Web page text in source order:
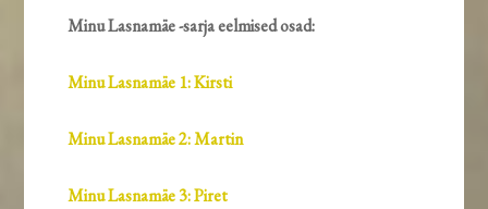
Minu Lasnamäe -sarja eelmised osad:
Minu Lasnamäe 1: Kirsti
Minu Lasnamäe 2: Martin
Minu Lasnamäe 3: Piret